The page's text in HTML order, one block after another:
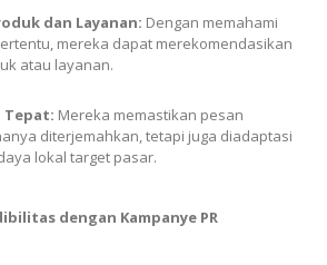
dan Layanan: Dengan memahami
mereka dapat merekomendasikan
atau layanan.
Tepat: Mereka memastikan pesan
diterjemahkan, tetapi juga diadaptasi
lokal target pasar.
dengan Kampanye PR